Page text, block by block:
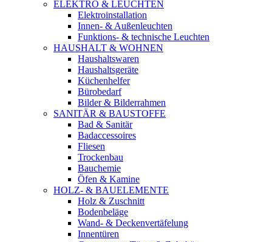
ELEKTRO & LEUCHTEN
Elektroinstallation
Innen- & Außenleuchten
Funktions- & technische Leuchten
HAUSHALT & WOHNEN
Haushaltswaren
Haushaltsgeräte
Küchenhelfer
Bürobedarf
Bilder & Bilderrahmen
SANITÄR & BAUSTOFFE
Bad & Sanitär
Badaccessoires
Fliesen
Trockenbau
Bauchemie
Öfen & Kamine
HOLZ- & BAUELEMENTE
Holz & Zuschnitt
Bodenbeläge
Wand- & Deckenvertäfelung
Innentüren